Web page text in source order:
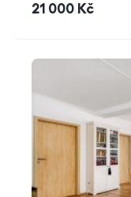
cena
21 000 Kč